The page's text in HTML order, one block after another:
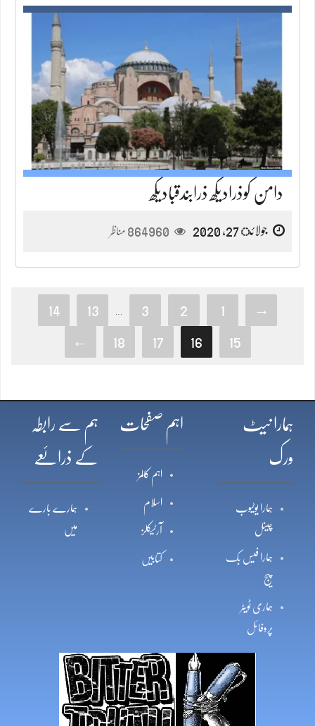
دامن کوذرادیکھ ذرابندقبادیکھ
جولائ 27, 2020 864960 مناظر
→
1
2
3
13
14
15
16
17
18
←
ہمارا نیٹ
ورک
ہمارا یوٹیوب
چینل
ہمارا فیس بک
پیج
ہماری ٹویٹر
پروفائل
اہم صفحات
اہم کالمز
اسلام
آرٹیکلز
کتابیں
ہم سے رابطہ
کے ذرائعے
ہمارے بارے
میں